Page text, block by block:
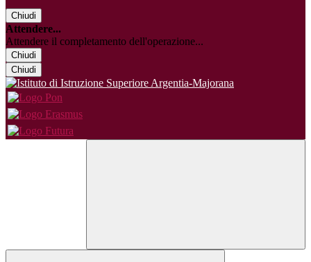
Chiudi
Attendere...
Attendere il completamento dell'operazione...
Chiudi
Chiudi